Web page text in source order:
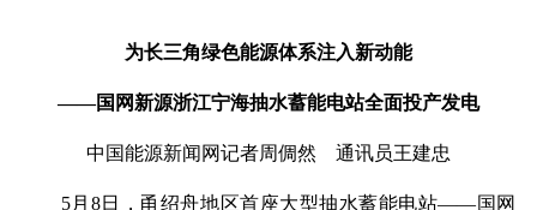
为长三角绿色能源体系注入新动能
——国网新源浙江宁海抽水蓄能电站全面投产发电
中国能源新闻网记者周倜然 通讯员王建忠
5月 8日 ，甬绍舟地区首座大型抽水蓄能电站——国网